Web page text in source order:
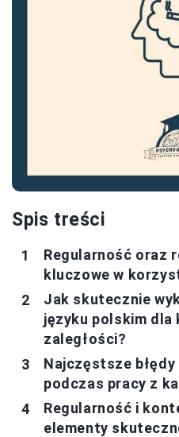
Spis treści
Regularność oraz
kluczowe w
Jak skutecznie
języku polskim dla
zaległości?
Najczęstsze
podczas pracy z
Regularność i
elementy